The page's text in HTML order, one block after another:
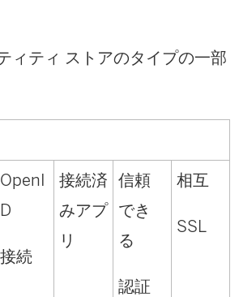
ン
開
く
ィティ ストアのタイプの一部
OpenI
D
接続
接続済
みアプ
リ
信頼
でき
る
認証
相互
SSL